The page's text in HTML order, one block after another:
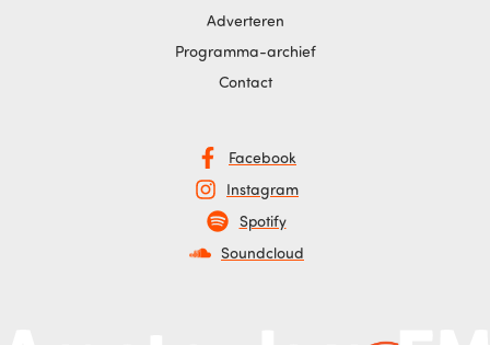
Adverteren
Programma-archief
Contact
Facebook
Instagram
Spotify
Soundcloud